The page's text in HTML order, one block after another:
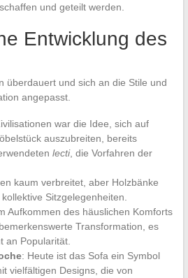
und geteilt werden.
Entwicklung des
überdauert und sich an die Stile und
angepasst.
war die Idee, sich auf
auszubreiten, bereits
lecti, die Vorfahren der
kaum verbreitet, aber Holzbänke
Sitzgelegenheiten.
Aufkommen des häuslichen Komforts
Transformation, es
an Popularität.
: Heute ist das Sofa ein Symbol
vielfältigen Designs, die von